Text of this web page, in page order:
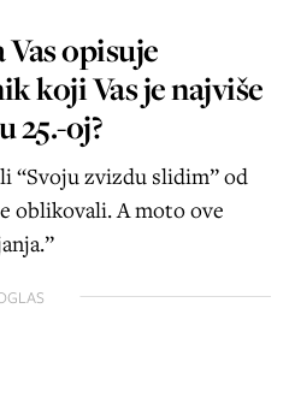
Vas opisuje
koji Vas je najviše
25.-oj?
“Svoju zvizdu slidim” od
oblikovali. A moto ove